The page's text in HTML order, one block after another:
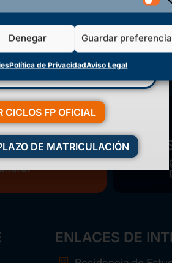
Denegar Guardar
Política de PrivacidadAviso Legal
ENLACES DE
CICLOS FP OFICIAL
DE MATRICULACIÓN